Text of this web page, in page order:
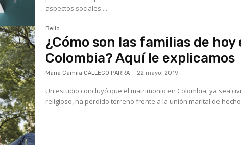
aspectos sociales....
Bello
¿Cómo son las familias de hoy
Colombia? Aquí le explicamos
Maria Camila GALLEGO PARRA - 22 mayo, 2019
Un estudio concluyó que el matrimonio en Colombia, ya sea
religioso, ha perdido terreno frente a la unión marital de